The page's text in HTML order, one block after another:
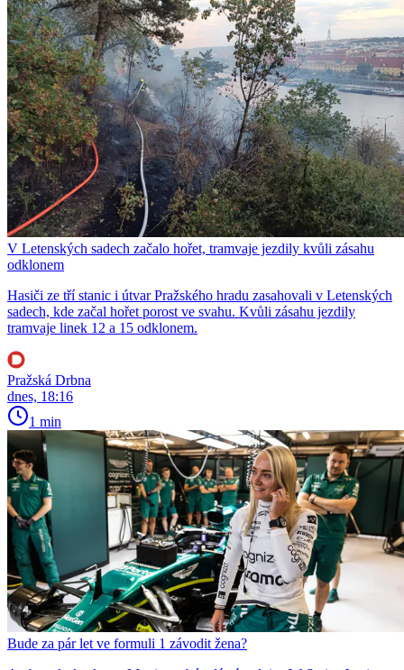
V Letenských sadech začalo hořet, tramvaje jezdily kvůli zásahu
odklonem
Hasiči ze tří stanic i útvar Pražského hradu zasahovali v Letenských
sadech, kde začal hořet porost ve svahu. Kvůli zásahu jezdily
tramvaje linek 12 a 15 odklonem.
Pražská Drbna
dnes, 18:16
1 min
Bude za pár let ve formuli 1 závodit žena?